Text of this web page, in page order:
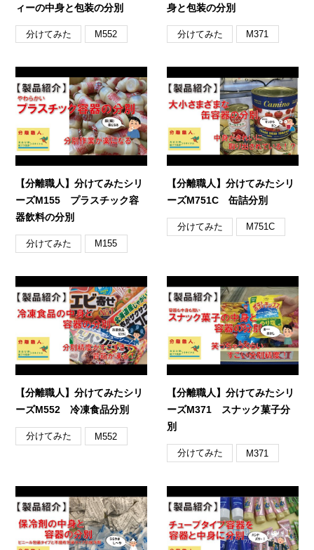
ィーの中身と包装の分別
分けてみた M552
身と包装の分別
分けてみた M371
【分離職人】分けてみたシリ
ーズM155 プラスチック容
器飲料の分別
分けてみた M155
【分離職人】分けてみたシリ
ーズM751C 缶詰分別
分けてみた M751C
【分離職人】分けてみたシリ
ーズM552 冷凍食品分別
分けてみた M552
【分離職人】分けてみたシリ
ーズM371 スナック菓子分
別
分けてみた M371